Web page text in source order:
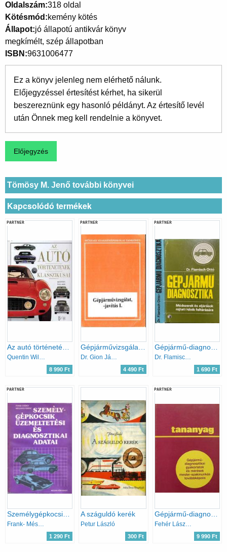
Oldalszám 318 oldal
Kötésmód kemény kötés
Állapot jó állapotú antikvár könyv
megkímélt, szép állapotban
ISBN 9631006477
Ez a könyv jelenleg nem elérhető nálunk.
Előjegyzéssel értesítést kérhet, ha sikerül
beszereznünk egy hasonló példányt. Az értesítő levél
után Önnek meg kell rendelnie a könyvet.
Tömösy M. Jenő további könyvei
Kapcsolódó termékek
PARTNER
Quentin Willson
8 990 Ft
PARTNER
Dr. Gion János
4 490 Ft
PARTNER
Gépjármű-diagnosztika:Módszerek és eljárások rejtett hibák feltárására
Dr. Flamisch Ottó
1 690 Ft
PARTNER
Személygépkocsik üzemeltetési és diagnosztikai adatai
Frank- Mészáros-Vályi
1 290 Ft
A száguldó kerék
Petur László
300 Ft
PARTNER
Gépjármű-diagnosztikai gyakorlatok és mérések mester-szakmunkás továbbképzés - tananyag
Fehér László-Sári László
9 990 Ft